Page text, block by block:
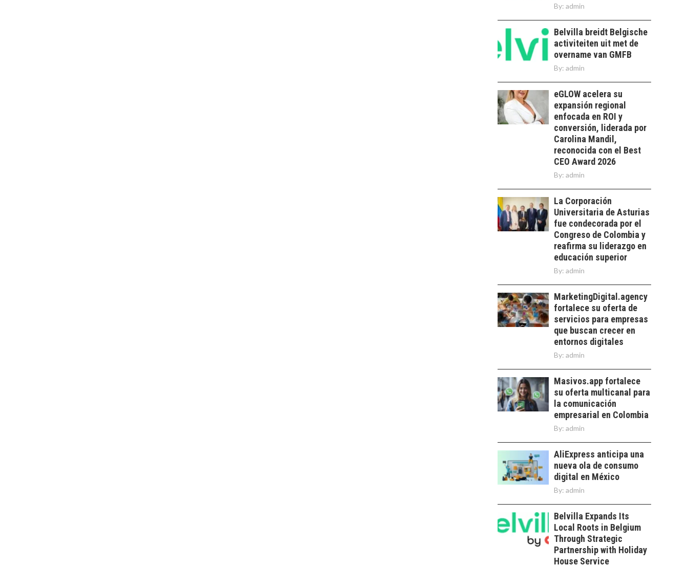
el reto ineludible de…
CHILE COMO HUB
TECNOLÓGICO DE
AMÉRICA LATINA:
AVANCES Y DESAFÍOS
Chile como hub
tecnológico de
América Latina:
avances y desafíos…
LA
TRANSFORMACIÓN
DE LOS RECURSOS
HUMANOS EN LAS
EMPRESAS
CHILENAS
La transformación
estratégica de los
las empresas…
FINANCIAMIENTO
PARA PYMES EN
CHILE:
ALTERNATIVAS MÁS
ALLÁ DEL CRÉDITO
BANCARIO
Financiamiento para
pymes en Chile:
alternativas que
crédito…
EL CRECIMIENTO DE
LOS SERVICIOS
DIGITALES
EXPORTADOS DESDE
CHILE
El auge de las
exportaciones de
servicios digitales en
Chile:…
By: admin
Belvilla breidt Belgische
activiteiten uit met de
overname van GMFB
By: admin
eGLOW acelera su
expansión regional
enfocada en ROI y
conversión, liderada por
Carolina Mandil,
reconocida con el Best
CEO Award 2026
By: admin
La Corporación
Universitaria de Asturias
fue condecorada por el
Congreso de Colombia y
reafirma su liderazgo en
educación superior
By: admin
MarketingDigital.agency
fortalece su oferta de
servicios para empresas
que buscan crecer en
entornos digitales
By: admin
Masivos.app fortalece
su oferta multicanal para
la comunicación
empresarial en Colombia
By: admin
AliExpress anticipa una
nueva ola de consumo
digital en México
By: admin
Belvilla Expands Its
Local Roots in Belgium
Through Strategic
Partnership with Holiday
House Service